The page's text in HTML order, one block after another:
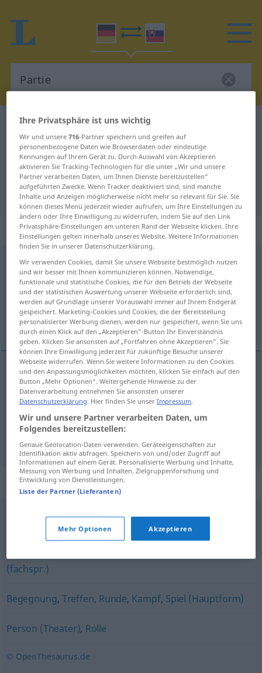
Deutsch-Slowakisch Wörterbuch
Deutsch-Slowakisch Übersetzung
für "Partie"
"Partie" Slowakisch Übersetzung
„Partie“: feminin
Partief
Übersicht aller Übersetzungen
(Für mehr Details die Übersetzung anklicken/antippen)
časť, partia, úloha, rola
časť Partie Teil
partia Partie Spiel
úloha rola Partie
Synonyme für "Partie"
Durchgang,Drittel (Eishockey) Halbzeit
(fachspr.)
Begegnung, Treffen, Runde, Kampf, Spiel (Hauptform)
Person (Theater), Rolle
© OpenThesaurus.de
Ihre Privatsphäre ist uns wichtig
Wir und unsere716-Partner speichern und greifen auf
personenbezogene Daten wie Browserdaten oder eindeutige
Kennungen auf Ihrem Gerät zu. Durch Auswahl von Akzeptieren
aktivieren Sie Tracking-Technologien für die unter „Wir und unsere
Partner verarbeiten Daten, um Ihnen Dienste bereitzustellen“
aufgeführten Zwecke. Wenn Tracker deaktiviert sind, sind manche
Inhalte und Anzeigen möglicherweise nicht mehr so relevant für Sie. Sie
können dieses Menü jederzeit wieder aufrufen, um Ihre Einstellungen zu
ändern oder Ihre Einwilligung zu widerrufen, indem Sie auf den Link
Privatsphäre-Einstellungen am unteren Rand der Webseite klicken. Ihre
Einstellungen gelten innerhalb unseres Website. Weitere Informationen
finden Sie in unserer Datenschutzerklärung.
Wir verwenden Cookies, damit Sie unsere Webseite bestmöglich nutzen
und wir besser mit Ihnen kommunizieren können. Notwendige,
funktionale und statistische Cookies, die für den Betrieb der Webseite
und der statistischen Auswertung unserer Webseite erforderlich sind,
werden auf Grundlage unserer Vorauswahl immer auf Ihrem Endgerät
gespeichert. Marketing-Cookies und Cookies, die der Bereitstellung
personalisierter Werbung dienen, werden nur gespeichert, wenn Sie uns
durch einen Klick auf den „Akzeptieren“-Button Ihr Einverständnis
geben. Klicken Sie ansonsten auf „Fortfahren ohne Akzeptieren“. Sie
können Ihre Einwilligung jederzeit für zukünftige Besuche unserer
Webseite widerrufen. Wenn Sie weitere Informationen zu den Cookies
und den Anpassungsmöglichkeiten möchten, klicken Sie einfach auf den
Button „Mehr Optionen“. Weitergehende Hinweise zu der
Datenverarbeitung entnehmen Sie ansonsten unserer
Datenschutzerklärung. Hier finden Sie unserImpressum.
Wir und unsere Partner verarbeiten Daten, um
Folgendes bereitzustellen:
Genaue Geolocation-Daten verwenden. Geräteeigenschaften zur
Identifikation aktiv abfragen. Speichern von und/oder Zugriff auf
Informationen auf einem Gerät. Personalisierte Werbung und Inhalte,
Messung von Werbung und Inhalten, Zielgruppenforschung und
Entwicklung von Dienstleistungen.
Liste der Partner (Lieferanten)
Mehr Optionen Akzeptieren